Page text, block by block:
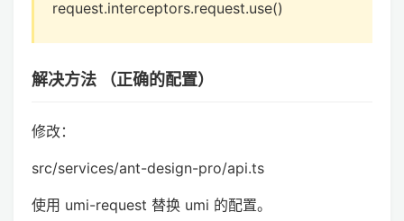
request.interceptors.request.use()
解决方法 （正确的配置）
修改：
src/services/ant-design-pro/api.ts
使用 umi-request 替换 umi 的配置。